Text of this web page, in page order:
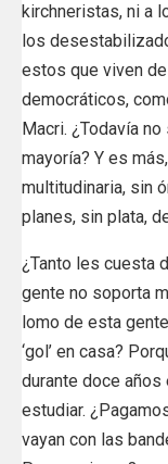
kirchneristas, ni a
los
estos que viven
democráticos,
Macri. ¿Todavía
mayoría? Y es
multitudinaria, sin
planes, sin plata,
¿Tanto les cuesta
gente no soporta
lomo de esta
‘gol’ en casa?
durante doce
estudiar.
vayan con las